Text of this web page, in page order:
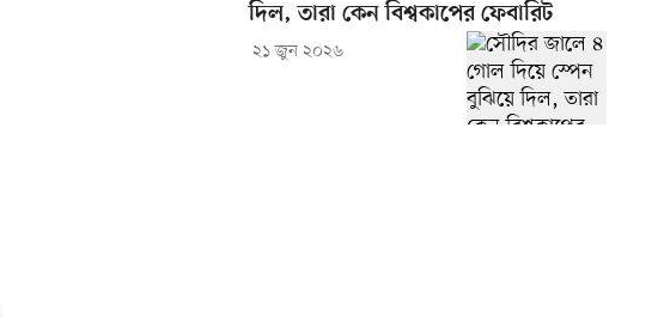
দিল, তারা কেন বিশ্বকাপের ফেবারিট
২১ জুন ২০২৬